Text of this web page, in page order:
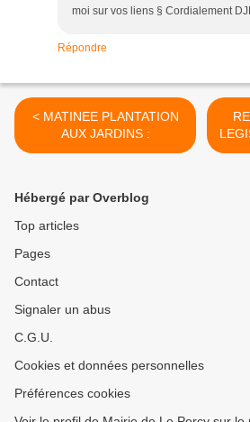
moi sur vos liens § Cordialement
Répondre
< MATINEE PLANTATION
AUX JARDINS :
Hébergé par Overblog
Top articles
Pages
Contact
Signaler un abus
C.G.U.
Cookies et données personnelles
Préférences cookies